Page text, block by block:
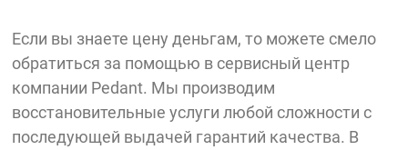
Если вы знаете цену деньгам, то можете смело
обратиться за помощью в сервисный центр
компании Pedant. Мы производим
восстановительные услуги любой сложности с
последующей выдачей гарантий качества. В